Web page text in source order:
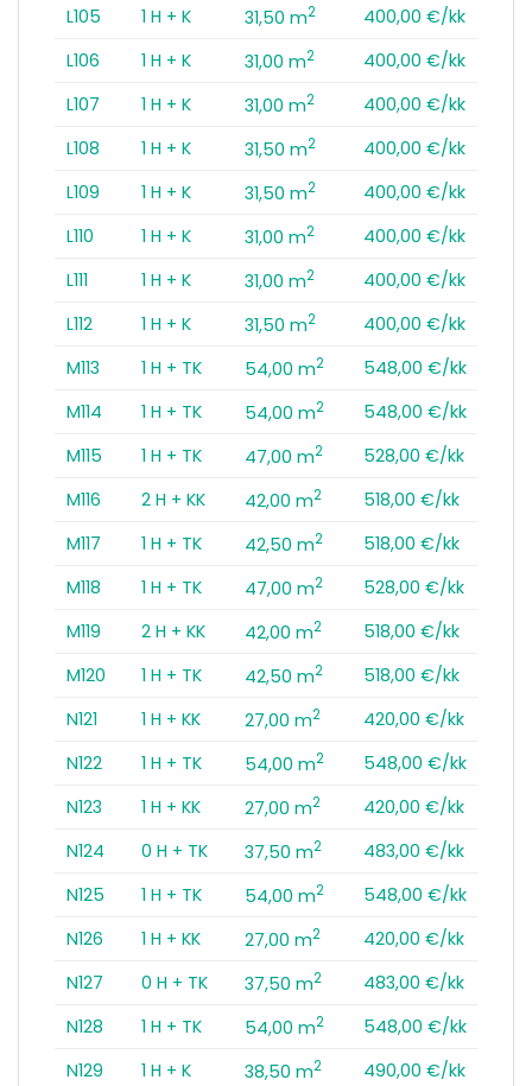
L105
1 H + K 31,50 m2
400,00 €/kk
L106
1 H + K 31,00 m2
400,00 €/kk
L107
1 H + K 31,00 m2
400,00 €/kk
L108
1 H + K 31,50 m2
400,00 €/kk
L109
1 H + K 31,50 m2
400,00 €/kk
L110
1 H + K 31,00 m2
400,00 €/kk
L111
1 H + K 31,00 m2
400,00 €/kk
L112
1 H + K 31,50 m2
400,00 €/kk
M113
1 H + TK 54,00 m2
548,00 €/kk
M114
1 H + TK 54,00 m2
548,00 €/kk
M115
1 H + TK 47,00 m2
528,00 €/kk
M116
2 H + KK 42,00 m2
518,00 €/kk
M117
1 H + TK 42,50 m2
518,00 €/kk
M118
1 H + TK 47,00 m2
528,00 €/kk
M119
2 H + KK 42,00 m2
518,00 €/kk
M120
1 H + TK 42,50 m2
518,00 €/kk
N121
1 H + KK 27,00 m2
420,00 €/kk
N122
1 H + TK 54,00 m2
548,00 €/kk
N123
1 H + KK 27,00 m2
420,00 €/kk
N124
0 H + TK 37,50 m2
483,00 €/kk
N125
1 H + TK 54,00 m2
548,00 €/kk
N126
1 H + KK 27,00 m2
420,00 €/kk
N127
0 H + TK 37,50 m2
483,00 €/kk
N128
1 H + TK 54,00 m2
548,00 €/kk
N129
1 H + K 38,50 m2
490,00 €/kk